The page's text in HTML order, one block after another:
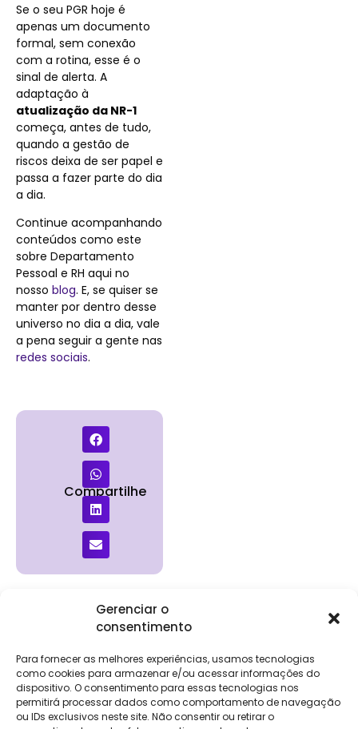
Gerenciar o
consentimento
Para fornecer as melhores experiências, usamos tecnologias
como cookies para armazenar e/ou acessar informações do
dispositivo. O consentimento para essas tecnologias nos
permitirá processar dados como comportamento de navegação
ou IDs exclusivos neste site. Não consentir ou retirar o
Se o seu PGR hoje é
apenas um documento
formal, sem conexão
com a rotina, esse é o
sinal de alerta. A
adaptação à
atualização da NR-1
começa, antes de tudo,
quando a gestão de
riscos deixa de ser papel e
passa a fazer parte do dia
a dia.
Continue acompanhando
conteúdos como este
sobre Departamento
Pessoal e RH aqui no
nosso blog. E, se quiser se
manter por dentro desse
universo no dia a dia, vale
a pena seguir a gente nas
redes sociais.
Compartilhe
Institucional
Trabalhe
Conosco
Contato
Clientes
Login
Eventos
Contábeis
Holos
NG Essence
Soluções
DP e RH
NG Folha
eKeep